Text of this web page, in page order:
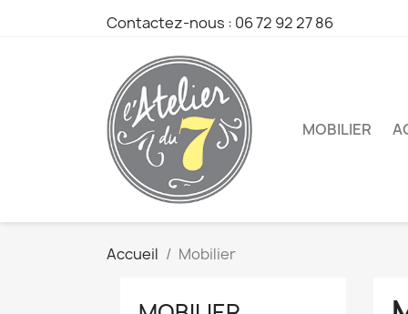
Contactez-nous : 06 72 92 27 86
MOBILIER
Accueil Mobilier